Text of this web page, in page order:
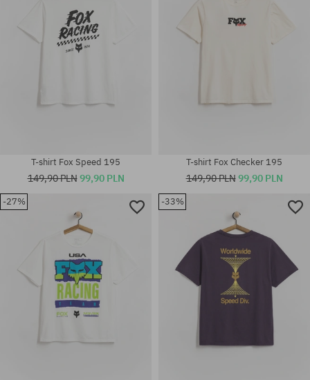
Dostępne rozmiary:
S; M; L; XL; XXL
Dostępne rozmiary:
S; M; L; XL; XXL
T-shirt Fox Speed 195
149,90 PLN99,90 PLN
T-shirt Fox Checker 195
149,90 PLN99,90 PLN
-27% -33%